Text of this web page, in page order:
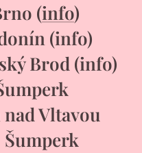
(info)
(info)
Brod (info)
nad Vltavou
Šumperk